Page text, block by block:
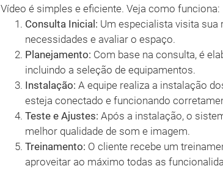
Vídeo é simples e eficiente. Veja como funciona:
Consulta Inicial: Um especialista visita sua
necessidades e avaliar o espaço.
Planejamento: Com base na consulta, é
incluindo a seleção de equipamentos.
Instalação: A equipe realiza a instalação
esteja conectado e funcionando
Teste e Ajustes: Após a instalação, o
melhor qualidade de som e imagem.
Treinamento: O cliente recebe um
aproveitar ao máximo todas as